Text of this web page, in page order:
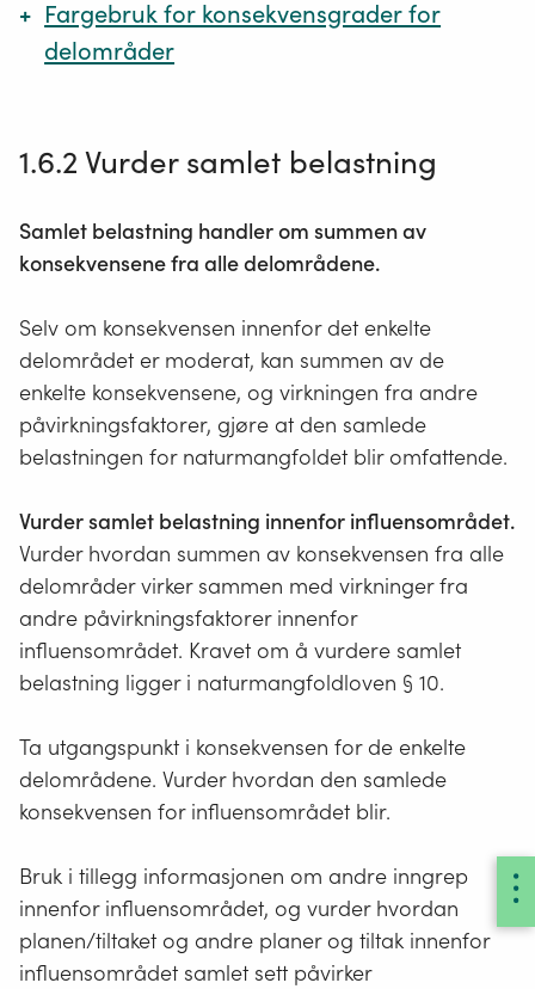
Fargebruk for konsekvensgrader for
delområder
Konsekvensgrad for
RGB-
HEX-kode
Svært stor negativ
konsekvens (4-)
0, 32, 96 #002060
Stor negativ konsekvens
(3-)
0, 112, 192 #0070C0
Middels negativ
konsekvens (2-)
0,176, 240 #00B0F0
(1-)
254
Ubetydelig konsekvens
251, 255,
#FBFFFF
Noe/middels positiv
konsekvens (1/2+)
146, 208,
80
#92D050
Stor/Svært stor positiv
konsekvens (3/4+)
0, 176, 80 #00B050
1.6.2 Vurder samlet belastning
Samlet belastning handler om summen av
konsekvensene fra alle delområdene.
Selv om konsekvensen innenfor det enkelte
delområdet er moderat, kan summen av de
enkelte konsekvensene, og virkningen fra andre
påvirkningsfaktorer, gjøre at den samlede
belastningen for naturmangfoldet blir omfattende.
Vurder samlet belastning innenfor influensområdet.
Vurder hvordan summen av konsekvensen fra alle
delområder virker sammen med virkninger fra
andre påvirkningsfaktorer innenfor
influensområdet. Kravet om å vurdere samlet
belastning ligger i naturmangfoldloven § 10.
Ta utgangspunkt i konsekvensen for de enkelte
delområdene. Vurder hvordan den samlede
konsekvensen for influensområdet blir.
Bruk i tillegg informasjonen om andre inngrep
innenfor influensområdet, og vurder hvordan
planen/tiltaket og andre planer og tiltak innenfor
influensområdet samlet sett påvirker